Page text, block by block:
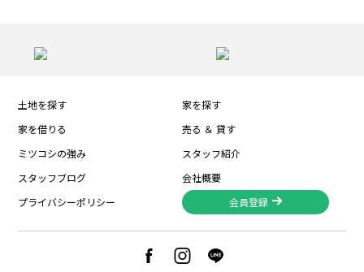
土地を探す
家を探す
家を借りる
売る ＆ 貸す
ミツコシの強み
スタッフ紹介
スタッフブログ
会社概要
プライバシーポリシー
会員登録